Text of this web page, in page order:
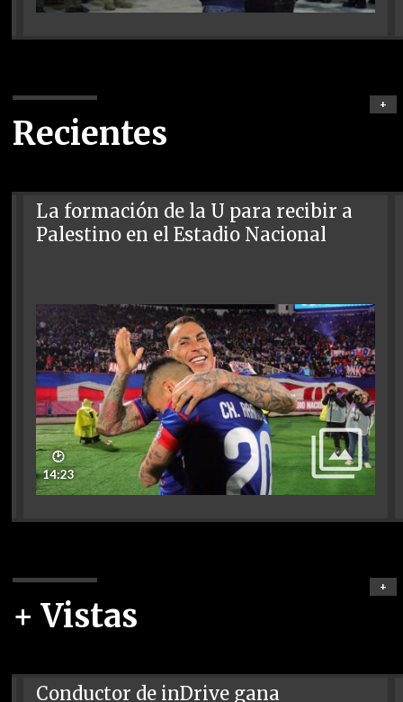
Recientes
+
La formación de la U para recibir a
Palestino en el Estadio Nacional
🕑
14:23
+ Vistas
+
Conductor de inDrive gana